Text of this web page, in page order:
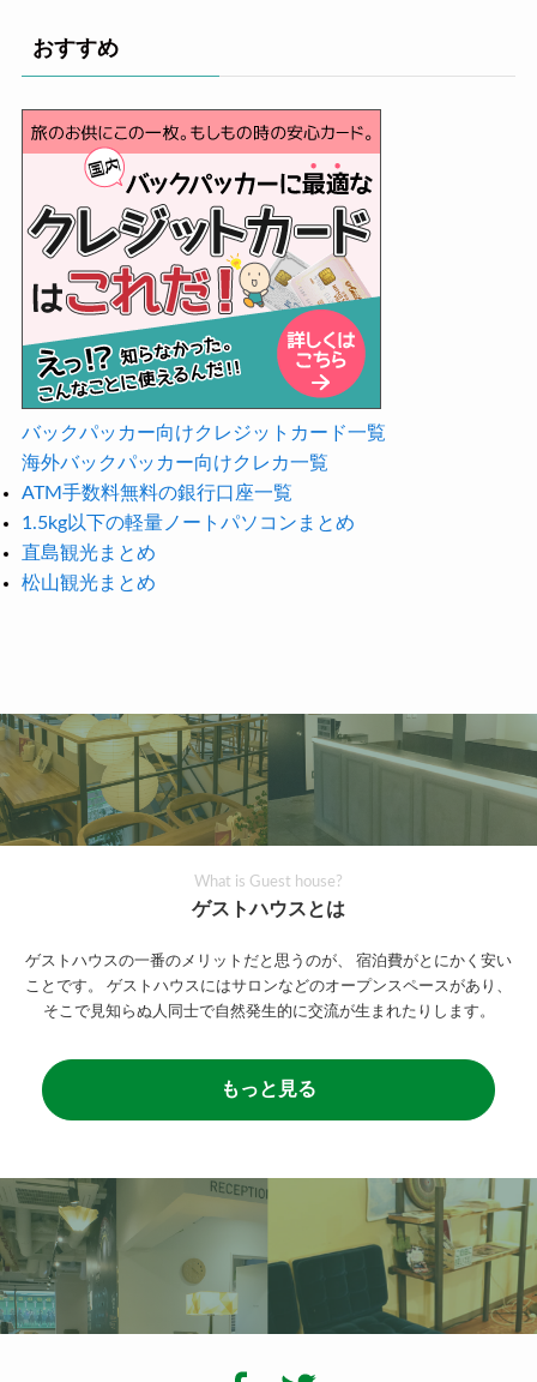
おすすめ
バックパッカー向けクレジットカード一覧
海外バックパッカー向けクレカ一覧
ATM手数料無料の銀行口座一覧
1.5kg以下の軽量ノートパソコンまとめ
直島観光まとめ
松山観光まとめ
What is Guest house?
ゲストハウスとは
ゲストハウスの一番のメリットだと思うのが、
宿泊費がとにかく安い
ことです。
ゲストハウスにはサロンなどのオープンスペースがあり、
そこで見知らぬ人同士で自然発生的に交流が生まれたりします。
もっと見る